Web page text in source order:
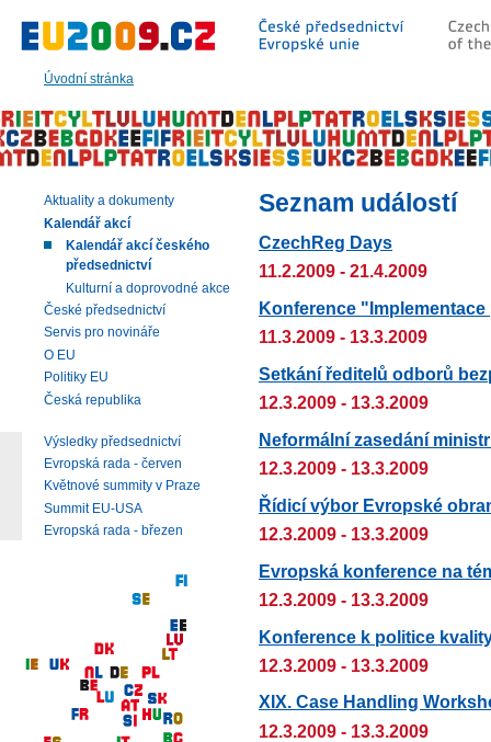
Úvodní stránka
hlavní
|
navigaci
|
vyhledávání
Seznam událostí
CzechReg Days
11.2.2009 - 21.4.2009
Konference
11.3.2009 - 13.3.2009
Setkání ředitelů odborů
12.3.2009 - 13.3.2009
Neformální zasedání
12.3.2009 - 13.3.2009
Řídicí výbor Evropské
12.3.2009 - 13.3.2009
Evropská konference na
12.3.2009 - 13.3.2009
Konference k politice
12.3.2009 - 13.3.2009
XIX. Case Handling
12.3.2009 - 13.3.2009
Aktuality a dokumenty
Kalendář akcí
Kalendář akcí českého
předsednictví
Kulturní a doprovodné akce
České předsednictví
Servis pro novináře
O EU
Politiky EU
Česká republika
Výsledky předsednictví
Evropská rada - červen
Květnové summity v Praze
Summit EU-USA
Evropská rada - březen